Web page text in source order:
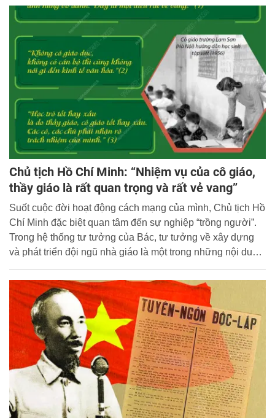
Người nói riêng đối với đội ngũ cán bộ lãnh đạo, quản lý
các cấp trong hệ thống chính trị ở nước ta hiện nay là việc
làm có ý nghĩa thiết thực, góp phần xây dựng Đảng trong
sạch, vững mạnh về chính trị, tư tưởng, đạo đức, tổ chức
và cán bộ theo Nghị quyết Đại hội XIII của Đảng.
Chủ tịch Hồ Chí Minh: “Nhiệm vụ của cô giáo,
thầy giáo là rất quan trọng và rất vẻ vang”
Suốt cuộc đời hoạt động cách mạng của mình, Chủ tịch Hồ
Chí Minh đặc biệt quan tâm đến sự nghiệp “trồng người”.
Trong hệ thống tư tưởng của Bác, tư tưởng về xây dựng
và phát triển đội ngũ nhà giáo là một trong những nội dung
dựng con người mới xã hội chủ nghĩa, đưa Việt Nam sánh
vai với các cường quốc trên thế giới. Tư tưởng Hồ Chí
Minh về xây dựng và phát triển đội ngũ nhà giáo cho đến
nay vẫn còn nguyên giá trị lý luận và thực tiễn, là kim chỉ
nam cho công cuộc Đổi mới căn bản, toàn diện giáo dục
và đào tạo hiện nay.